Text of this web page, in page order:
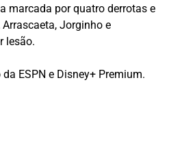
marcada por quatro derrotas e
Jorginho e
lesão.
ESPN e Disney+ Premium.